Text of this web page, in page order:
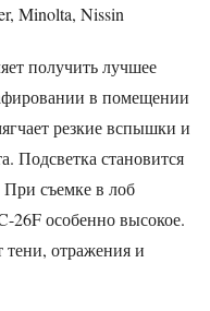
Minolta, Nissin
получить лучшее
в помещении
резкие вспышки и
Подсветка становится
При съемке в лоб
26F особенно высокое.
тени, отражения и